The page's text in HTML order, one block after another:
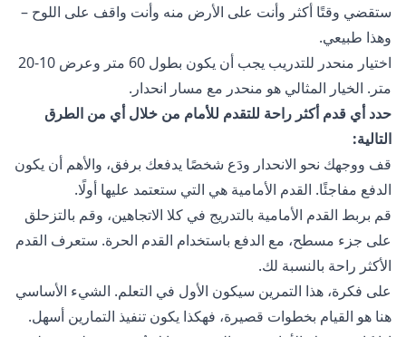
ستقضي وقتًا أكثر وأنت على الأرض منه وأنت واقف على اللوح –
وهذا طبيعي.
اختيار منحدر للتدريب يجب أن يكون بطول 60 متر وعرض 10-20
متر. الخيار المثالي هو منحدر مع مسار انحدار.
حدد أي قدم أكثر راحة للتقدم للأمام من خلال أي من الطرق
التالية:
قف ووجهك نحو الانحدار ودَع شخصًا يدفعك برفق، والأهم أن يكون
الدفع مفاجئًا. القدم الأمامية هي التي ستعتمد عليها أولًا.
قم بربط القدم الأمامية بالتدريج في كلا الاتجاهين، وقم بالتزحلق
على جزء مسطح، مع الدفع باستخدام القدم الحرة. ستعرف القدم
الأكثر راحة بالنسبة لك.
على فكرة، هذا التمرين سيكون الأول في التعلم. الشيء الأساسي
هنا هو القيام بخطوات قصيرة، فهكذا يكون تنفيذ التمارين أسهل.